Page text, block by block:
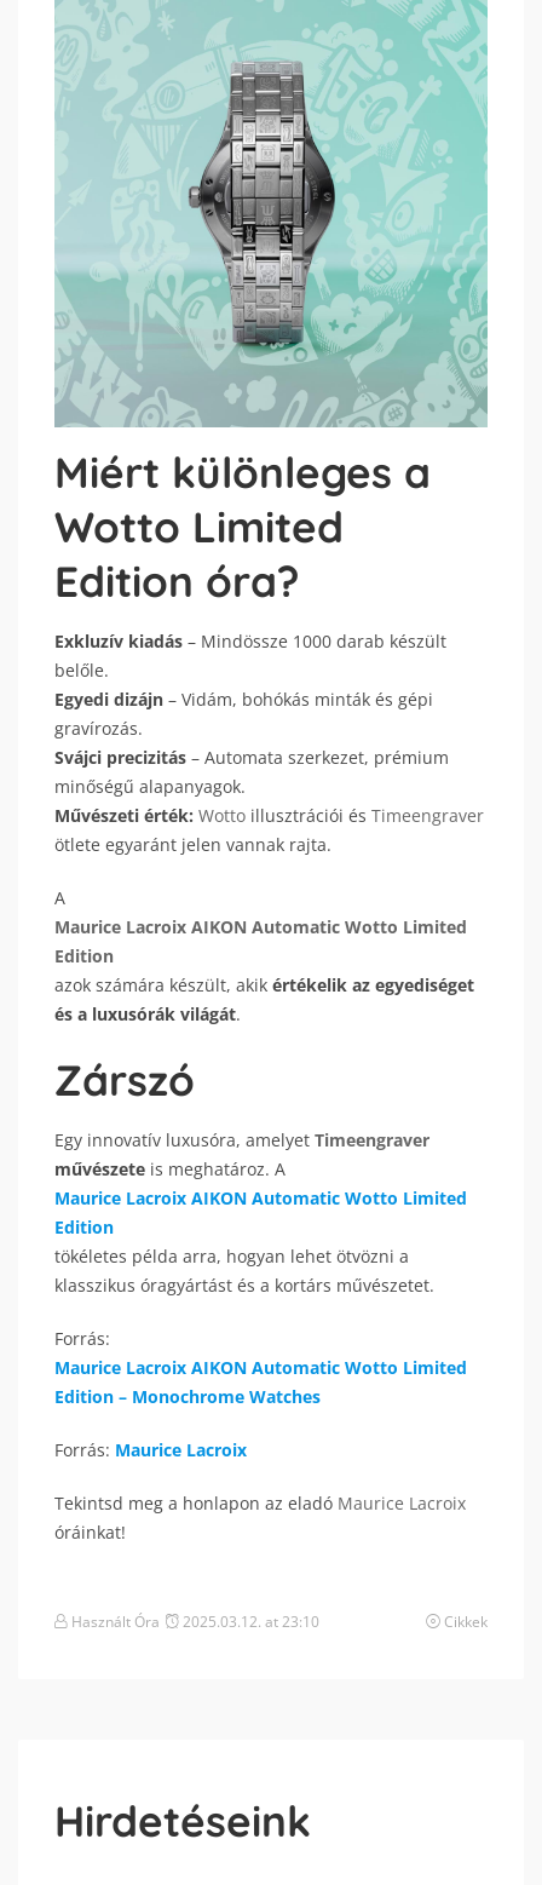
Miért különleges a
Wotto Limited
Edition óra?
Exkluzív kiadás – Mindössze 1000 darab készült
belőle.
Egyedi dizájn – Vidám, bohókás minták és gépi
gravírozás.
Svájci precizitás – Automata szerkezet, prémium
minőségű alapanyagok.
Művészeti érték: Wotto illusztrációi és Timeengraver
ötlete egyaránt jelen vannak rajta.
A
Maurice Lacroix AIKON Automatic Wotto Limited
Edition
azok számára készült, akik értékelik az egyediséget
és a luxusórák világát.
Zárszó
Egy innovatív luxusóra, amelyet Timeengraver
művészete is meghatároz. A
Maurice Lacroix AIKON Automatic Wotto Limited
Edition
tökéletes példa arra, hogyan lehet ötvözni a
klasszikus óragyártást és a kortárs művészetet.
Forrás:
Maurice Lacroix AIKON Automatic Wotto Limited
Edition – Monochrome Watches
Forrás: Maurice Lacroix
Tekintsd meg a honlapon az eladó Maurice Lacroix
óráinkat!
Használt Óra 2025.03.12. at 23:10 Cikkek
Hirdetéseink